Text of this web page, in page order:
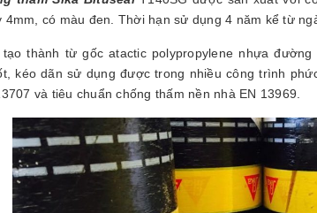
4mm, có màu đen. Thời hạn sử dụng 4 năm kể từ
thành từ gốc atactic polypropylene nhựa
kéo dãn sử dụng được trong nhiều công trình
và tiêu chuẩn chống thấm nền nhà EN 13969.